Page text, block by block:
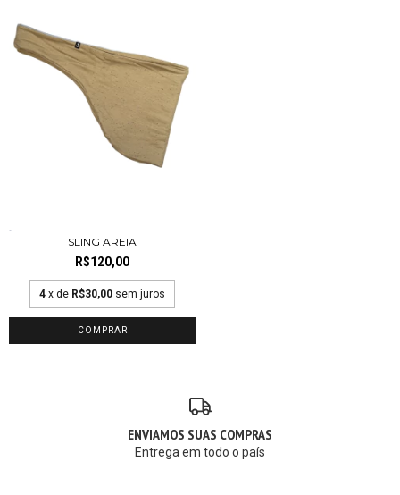
SLING AREIA
R$120,00
4 x de R$30,00 sem juros
COMPRAR
ENVIAMOS SUAS COMPRAS
Entrega em todo o país